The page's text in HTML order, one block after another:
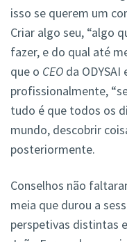
isso se querem um
Criar algo seu, “algo
fazer, e do qual até
que o CEO da
profissionalmente,
tudo é que todos os
mundo, descobrir
posteriormente.
Conselhos não
meia que durou a
perspetivas distintas